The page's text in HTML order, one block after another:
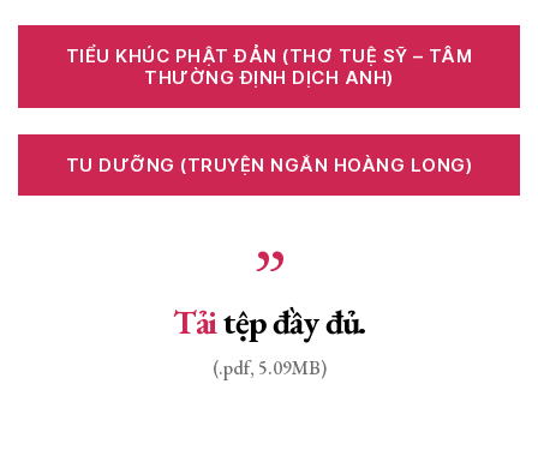
TIỂU KHÚC PHẬT ĐẢN (THƠ TUỆ SỸ – TÂM
THƯỜNG ĐỊNH DỊCH ANH)
TU DƯỠNG (TRUYỆN NGẮN HOÀNG LONG)
Tảitệp đầy đủ.
(.pdf, 5.09MB)